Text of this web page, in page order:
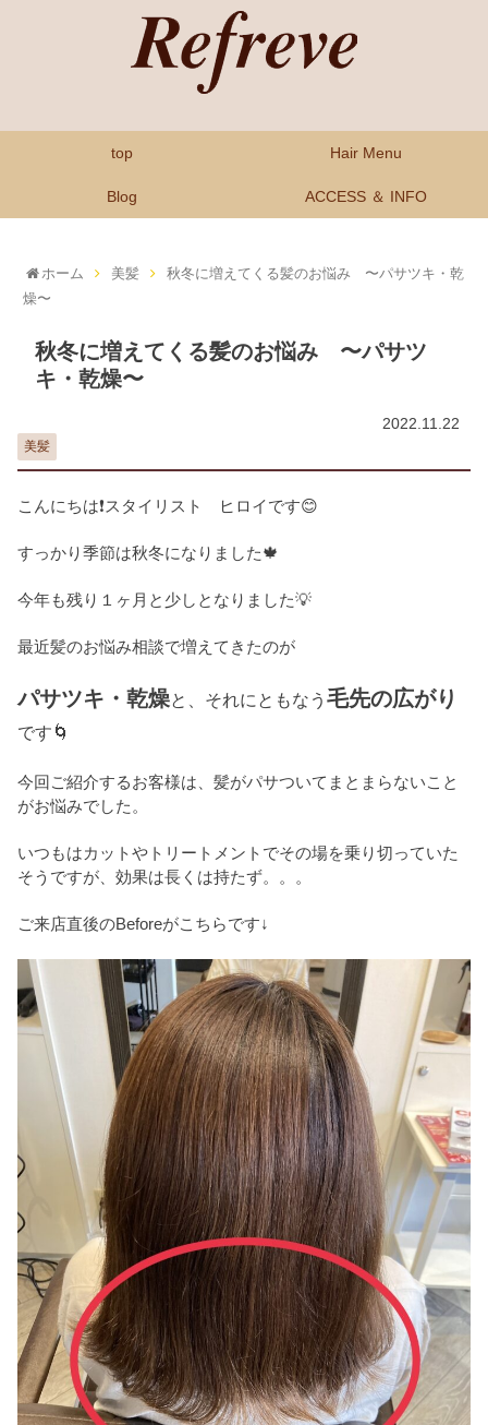
top Hair Menu
Blog ACCESS ＆ INFO
ホーム 美髪
秋冬に増えてくる髪のお悩み 〜パサツキ・乾
燥〜
秋冬に増えてくる髪のお悩み 〜パサツ
キ・乾燥〜
2022.11.22
美髪
こんにちは❗スタイリスト ヒロイです😊
すっかり季節は秋冬になりました🍁
今年も残り１ヶ月と少しとなりました💡
最近髪のお悩み相談で増えてきたのが
パサツキ・乾燥と、それにともなう 毛先の広がり
です🌀
今回ご紹介するお客様は、髪がパサついてまとまらないこと
がお悩みでした。
いつもはカットやトリートメントでその場を乗り切っていた
そうですが、効果は長くは持たず。。。
ご来店直後のBeforeがこちらです↓